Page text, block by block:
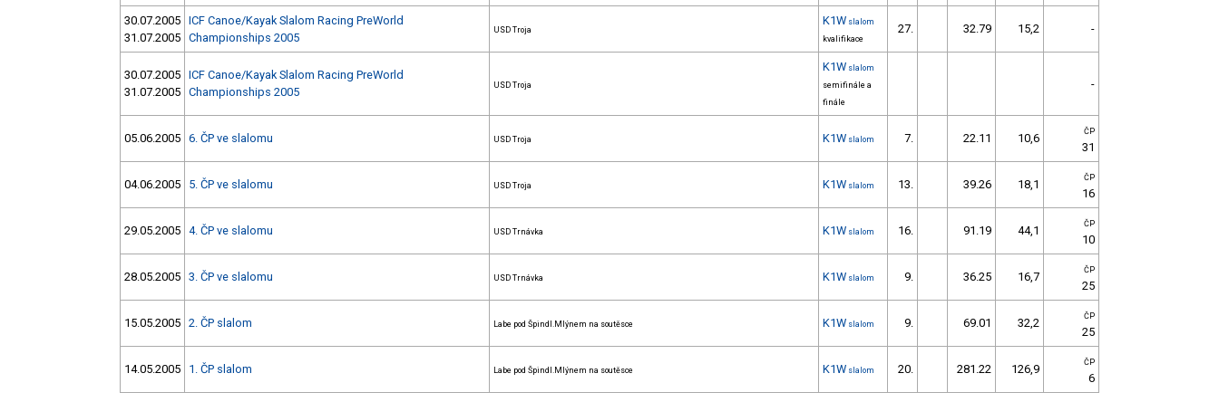
30.07.2005
31.07.2005
ICF Canoe/Kayak Slalom Racing PreWorld
Championships 2005
USD Troja
K1W slalom
kvalifikace
27. 32.79 15,2 -
30.07.2005
31.07.2005
ICF Canoe/Kayak Slalom Racing PreWorld
Championships 2005
USD Troja
K1W slalom
semifinále a
finále
-
05.06.2005 6. ČP ve slalomu USD Troja K1W slalom 7. 22.11 10,6 ČP
31
04.06.2005 5. ČP ve slalomu USD Troja K1W slalom 13. 39.26 18,1 ČP
16
29.05.2005 4. ČP ve slalomu USD Trnávka K1W slalom 16. 91.19 44,1 ČP
10
28.05.2005 3. ČP ve slalomu USD Trnávka K1W slalom 9. 36.25 16,7 ČP
25
15.05.2005 2. ČP slalom Labe pod Špindl.Mlýnem na soutěsce K1W slalom 9. 69.01 32,2 ČP
25
14.05.2005 1. ČP slalom Labe pod Špindl.Mlýnem na soutěsce K1W slalom 20. 281.22 126,9 ČP
6